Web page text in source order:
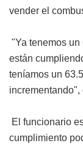
vender el
"Ya tenemos
están
teníamos un
incrementando",
El funcionario
cumplimiento